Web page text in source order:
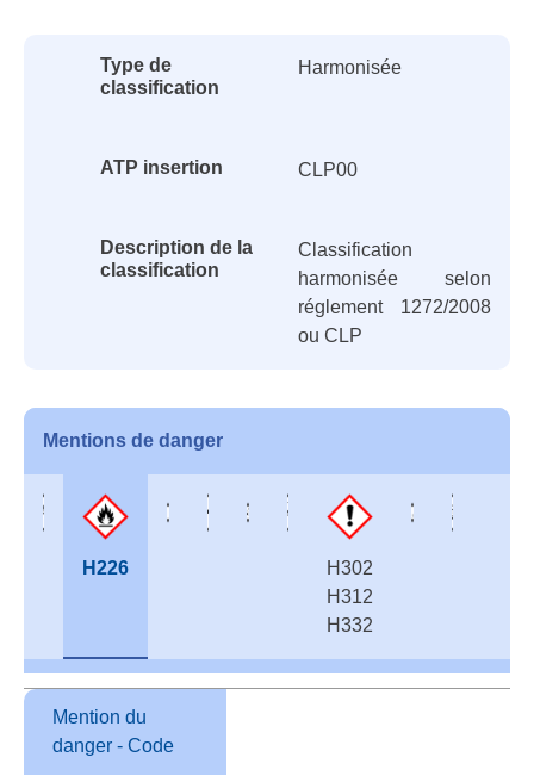
Type de
classification
Harmonisée
ATP insertion CLP00
Description de la
classification
Classification
harmonisée selon
réglement 1272/2008
ou CLP
Mentions de danger
H226
H302
H312
H332
Mention du
danger - Code